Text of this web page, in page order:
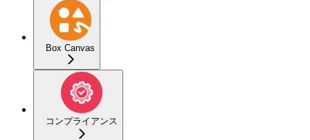
Box Canvas
コンプライアンス